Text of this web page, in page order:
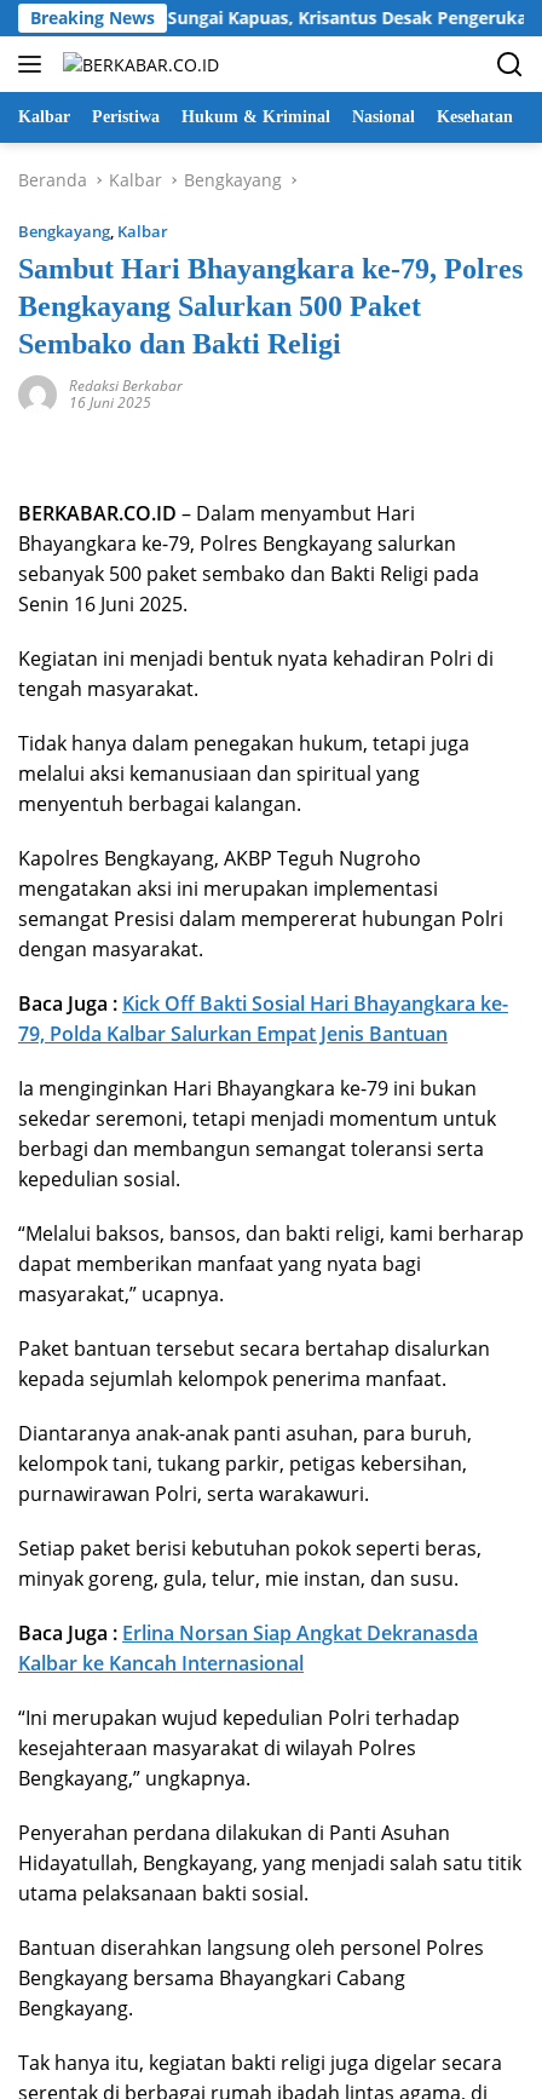
Langsung
ke
konten
Breaking NewsSungai Kapuas, Krisantus Desak Pengerukan
Kalbar Peristiwa Hukum & Kriminal Nasional Kesehatan
Beranda Kalbar Bengkayang
Bengkayang, Kalbar
Sambut Hari Bhayangkara ke-79, Polres
Bengkayang Salurkan 500 Paket
Sembako dan Bakti Religi
Redaksi Berkabar
16 Juni 2025
BERKABAR.CO.ID – Dalam menyambut Hari
Bhayangkara ke-79, Polres Bengkayang salurkan
sebanyak 500 paket sembako dan Bakti Religi pada
Senin 16 Juni 2025.
Kegiatan ini menjadi bentuk nyata kehadiran Polri di
tengah masyarakat.
Tidak hanya dalam penegakan hukum, tetapi juga
melalui aksi kemanusiaan dan spiritual yang
menyentuh berbagai kalangan.
Kapolres Bengkayang, AKBP Teguh Nugroho
mengatakan aksi ini merupakan implementasi
semangat Presisi dalam mempererat hubungan Polri
dengan masyarakat.
Baca Juga : Kick Off Bakti Sosial Hari Bhayangkara ke-
79, Polda Kalbar Salurkan Empat Jenis Bantuan
Ia menginginkan Hari Bhayangkara ke-79 ini bukan
sekedar seremoni, tetapi menjadi momentum untuk
berbagi dan membangun semangat toleransi serta
kepedulian sosial.
“Melalui baksos, bansos, dan bakti religi, kami berharap
dapat memberikan manfaat yang nyata bagi
masyarakat,” ucapnya.
Paket bantuan tersebut secara bertahap disalurkan
kepada sejumlah kelompok penerima manfaat.
Diantaranya anak-anak panti asuhan, para buruh,
kelompok tani, tukang parkir, petigas kebersihan,
purnawirawan Polri, serta warakawuri.
Setiap paket berisi kebutuhan pokok seperti beras,
minyak goreng, gula, telur, mie instan, dan susu.
Baca Juga : Erlina Norsan Siap Angkat Dekranasda
Kalbar ke Kancah Internasional
“Ini merupakan wujud kepedulian Polri terhadap
kesejahteraan masyarakat di wilayah Polres
Bengkayang,” ungkapnya.
Penyerahan perdana dilakukan di Panti Asuhan
Hidayatullah, Bengkayang, yang menjadi salah satu titik
utama pelaksanaan bakti sosial.
Bantuan diserahkan langsung oleh personel Polres
Bengkayang bersama Bhayangkari Cabang
Bengkayang.
Tak hanya itu, kegiatan bakti religi juga digelar secara
serentak di berbagai rumah ibadah lintas agama, di